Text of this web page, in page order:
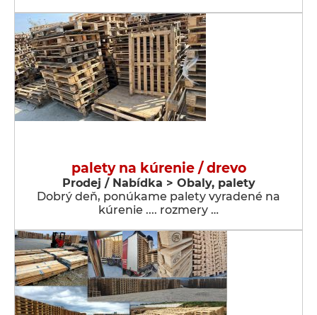
palety na kúrenie / drevo
Prodej / Nabídka > Obaly, palety
Dobrý deň, ponúkame palety vyradené na
kúrenie .... rozmery …